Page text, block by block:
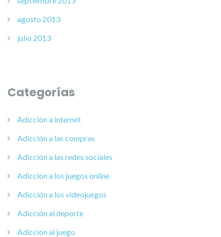
agosto 2013
julio 2013
Categorías
Adicción a internet
Adicción a las compras
Adicción a las redes sociales
Adicción a los juegos online
Adicción a los videojuegos
Adicción al deporte
Adicción al juego